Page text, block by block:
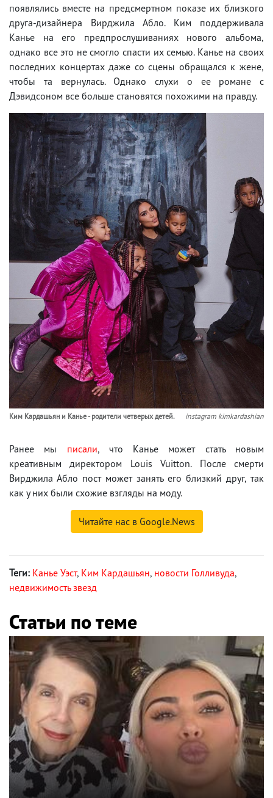
появлялись вместе на предсмертном показе их близкого
друга-дизайнера Вирджила Абло. Ким поддерживала
Канье на его предпрослушиваниях нового альбома,
однако все это не смогло спасти их семью. Канье на своих
последних концертах даже со сцены обращался к жене,
чтобы та вернулась. Однако слухи о ее романе с
Дэвидсоном все больше становятся похожими на правду.
Ким Кардашьян и Канье - родители четверых детей. instagram kimkardashian
Ранее мы писали, что Канье может стать новым
креативным директором Louis Vuitton. После смерти
Вирджила Абло пост может занять его близкий друг, так
как у них были схожие взгляды на моду.
Читайте нас в Google.News
Теги: Канье Уэст, Ким Кардашьян, новости Голливуда,
недвижимость звезд
Статьи по теме